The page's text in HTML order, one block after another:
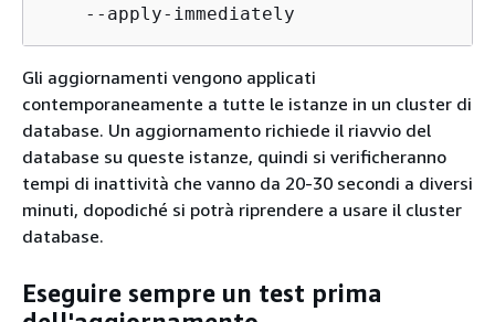
    --apply-immediately
Gli aggiornamenti vengono applicati
contemporaneamente a tutte le istanze in un cluster di
database. Un aggiornamento richiede il riavvio del
database su queste istanze, quindi si verificheranno
tempi di inattività che vanno da 20-30 secondi a diversi
minuti, dopodiché si potrà riprendere a usare il cluster
database.
Eseguire sempre un test prima